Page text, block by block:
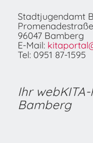
Stadtjugendamt
96047 Bamberg
E-Mail:
Tel: 0951 87-1595
Ihr
Bamberg